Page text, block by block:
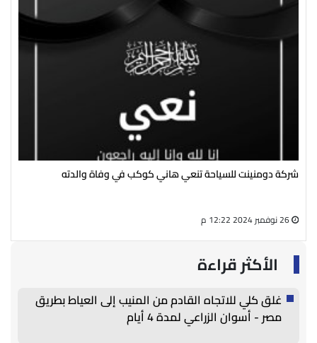
شركة دومنينت للسياحة تنعي هاني كوكب في وفاة والدته
الأكثر قراءة
غلق كلي للاتجاه القادم من المنيب إلى العياط بطريق
مصر - أسوان الزراعي لمدة 4 أيام